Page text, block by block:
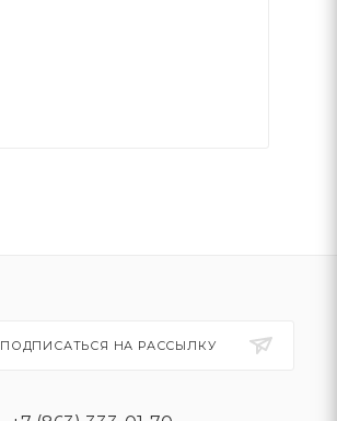
ПОДПИСАТЬСЯ НА РАССЫЛКУ